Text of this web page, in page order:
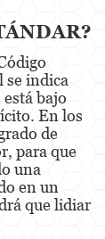
o de
se indica
bajo
En los
de
para que
una
en un
que lidiar